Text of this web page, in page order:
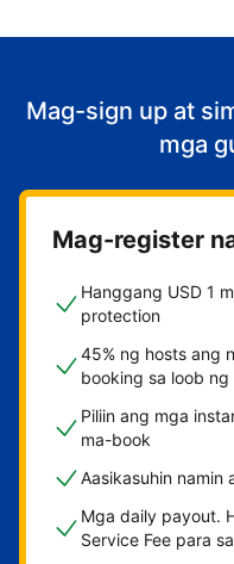
Mag-sign up at
mga
Mag-register
Hanggang USD 1
protection
45% ng hosts ang
booking sa loob
Piliin ang mga
ma-book
Aasikasuhin namin
Mga daily payout.
Service Fee para